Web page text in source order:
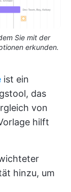
Sie mit der
erkunden.
ist ein
das
von
hilft
hinzu, um